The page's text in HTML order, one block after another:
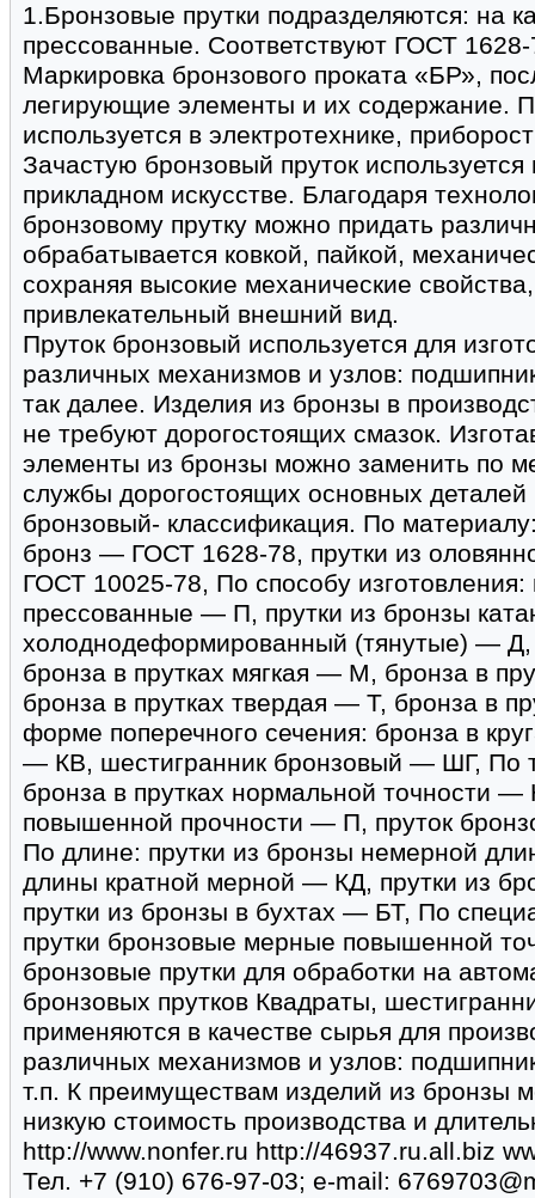
1.Бронзовые прутки подразделяются: на
прессованные. Соответствуют ГОСТ
Маркировка бронзового проката «БР»,
легирующие элементы и их содержание.
используется в электротехнике,
Зачастую бронзовый пруток используется
прикладном искусстве. Благодаря
бронзовому прутку можно придать
обрабатывается ковкой, пайкой,
сохраняя высокие механические
привлекательный внешний вид.
Пруток бронзовый используется для
различных механизмов и узлов:
так далее. Изделия из бронзы в
не требуют дорогостоящих смазок.
элементы из бронзы можно заменить по
службы дорогостоящих основных
бронзовый- классификация. По
бронз — ГОСТ 1628-78, прутки из
ГОСТ 10025-78, По способу изготовления:
прессованные — П, прутки из бронзы
холоднодеформированный (тянутые) —
бронза в прутках мягкая — М, бронза в
бронза в прутках твердая — Т, бронза в
форме поперечного сечения: бронза в
— КВ, шестигранник бронзовый — ШГ, По
бронза в прутках нормальной точности —
повышенной прочности — П, пруток
По длине: прутки из бронзы немерной
длины кратной мерной — КД, прутки из
прутки из бронзы в бухтах — БТ, По
прутки бронзовые мерные повышенной
бронзовые прутки для обработки на
бронзовых прутков Квадраты,
применяются в качестве сырья для
различных механизмов и узлов:
т.п. К преимуществам изделий из бронзы
низкую стоимость производства и
http://www.nonfer.ru http://46937.ru.all.biz
Тел. +7 (910) 676-97-03; e-mail: